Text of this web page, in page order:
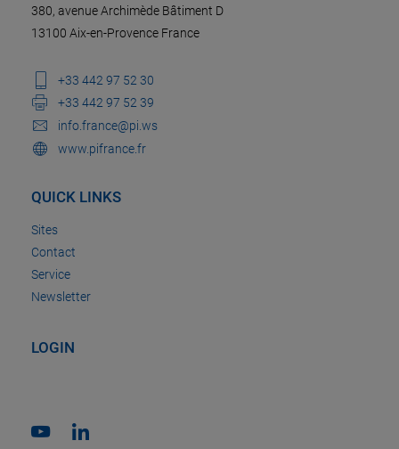
380, avenue Archimède Bâtiment D
13100 Aix-en-Provence France
+33 442 97 52 30
+33 442 97 52 39
info.france@pi.ws
www.pifrance.fr
QUICK LINKS
Sites
Contact
Service
Newsletter
LOGIN